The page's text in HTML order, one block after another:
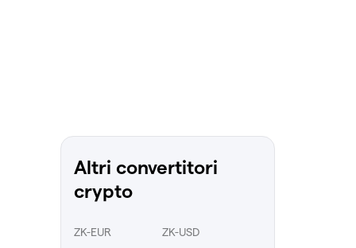
Altri convertitori
crypto
ZK-EUR ZK-USD